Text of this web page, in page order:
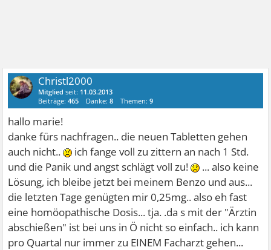
Christl2000
Mitglied seit: 11.03.2013
Beiträge:465 Danke:8 Themen:9
hallo marie!
danke fürs nachfragen.. die neuen Tabletten gehen
auch nicht..
ich fange voll zu zittern an nach 1 Std.
und die Panik und angst schlägt voll zu!
... also keine
Lösung, ich bleibe jetzt bei meinem Benzo und aus...
die letzten Tage genügten mir 0,25mg.. also eh fast
eine homöopathische Dosis... tja. .da s mit der "Ärztin
abschießen" ist bei uns in Ö nicht so einfach.. ich kann
pro Quartal nur immer zu EINEM Facharzt gehen...